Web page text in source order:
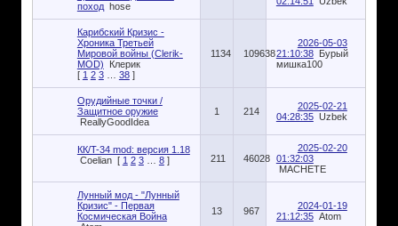
поход hose
Карибский Кризис -
Хроника Третьей
Мировой войны (Clerik-
MOD)
Клерик
[ 1 2 3 38 ]
1134 109638
2026-05-03
21:10:38 Бурый
мишка100
Орудийные точки /
Защитное оружие
ReallyGoodIdea
1 214
2025-02-21
04:28:35 Uzbek
КК/T-34 mod: версия 1.18
Coelian [ 1 2 3 8 ] 211 46028
2025-02-20
01:32:03
MACHETE
Лунный мод - "Лунный
Кризис" - Первая
Космическая Война
13 967
2024-01-19
21:12:35 Atom